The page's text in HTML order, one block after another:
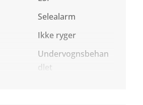
Selealarm
Ikke ryger
Undervognsbehan
dlet